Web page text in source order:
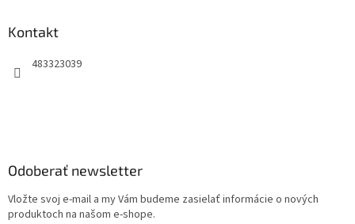
Kontakt
483323039
Odoberať newsletter
Vložte svoj e-mail a my Vám budeme zasielať informácie o nových
produktoch na našom e-shope.